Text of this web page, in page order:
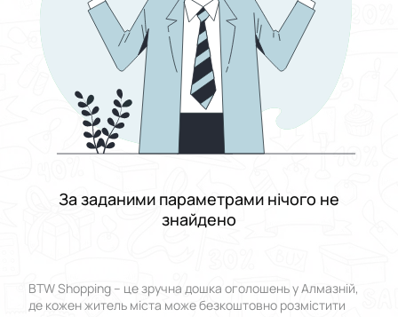
Від До
Стан
Застосувати
Скинути все
За заданими параметрами нічого не
знайдено
BTW Shopping – це зручна дошка оголошень у Алмазній,
де кожен житель міста може безкоштовно розмістити